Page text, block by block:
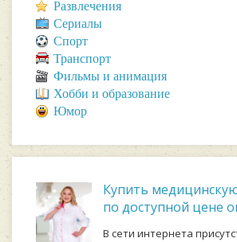
Развлечения
Сериалы
Спорт
Транспорт
Фильмы и анимация
Хобби и образование
Юмор
Купить
по доступной цене
В сети интернета